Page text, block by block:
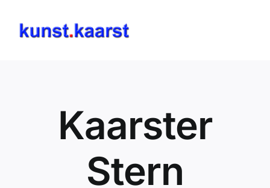
content
Kultur in KaarstKaarster
Stern